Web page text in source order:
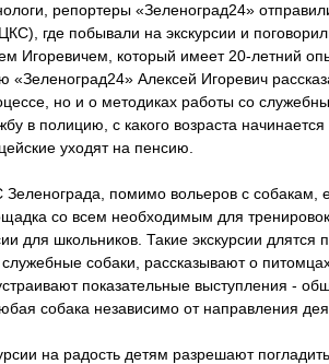
репортеры «Зеленоград24»
где побывали на экскурсии и
Игоревичем, который имеет 20-летний
«Зеленоград24» Алексей Игоревич
но и о методиках работы со
в полицию, с какого возраста
уходят на пенсию.
помимо вольеров с собакам,
со всем необходимым для
для школьников. Такие экскурсии
служебные собаки, рассказывают о
показательные выступления -
собака независимо от направления
на радость детям разрешают